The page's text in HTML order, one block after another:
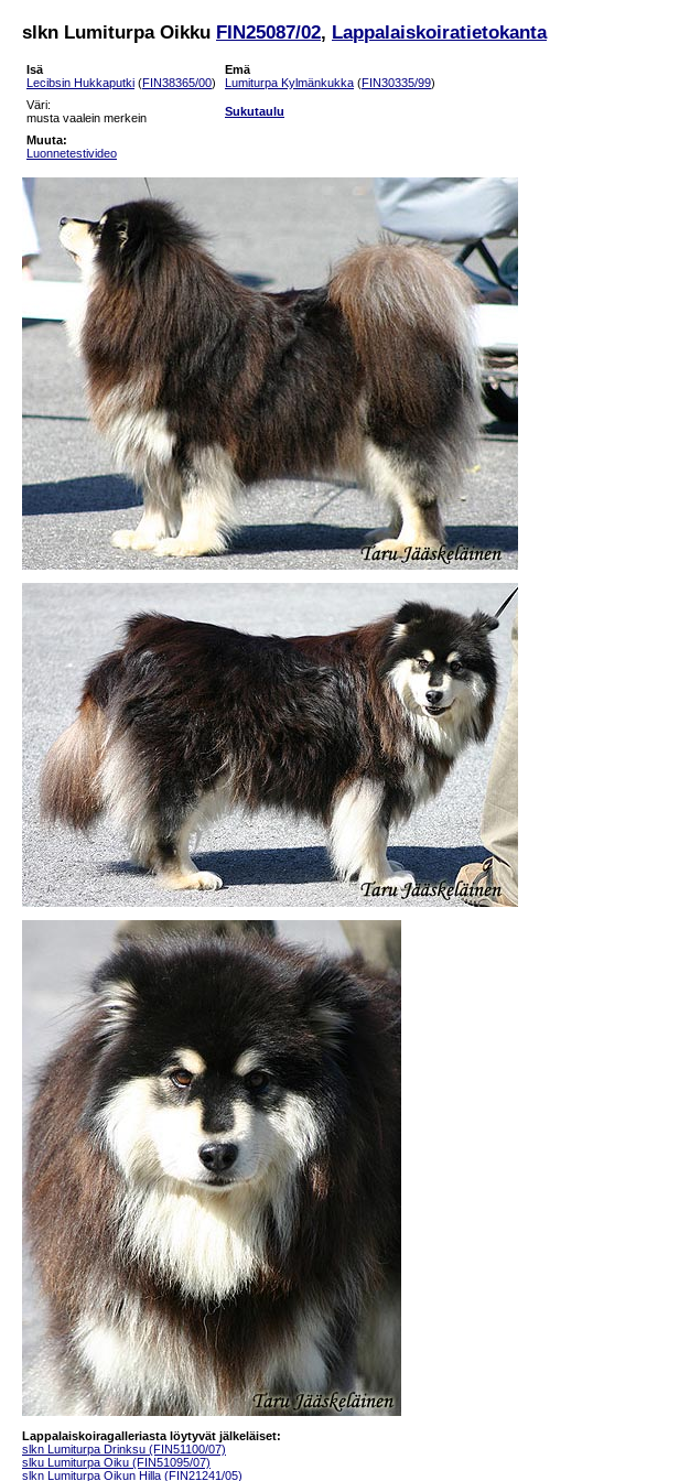
slkn Lumiturpa Oikku FIN25087/02, Lappalaiskoiratietokanta
Isä
Lecibsin Hukkaputki (FIN38365/00)
Emä
Lumiturpa Kylmänkukka (FIN30335/99)
Väri:
musta vaalein merkein
Sukutaulu
Muuta:
Luonnetestivideo
Lappalaiskoiragalleriasta löytyvät jälkeläiset:
slkn Lumiturpa Drinksu (FIN51100/07)
slku Lumiturpa Oiku (FIN51095/07)
slkn Lumiturpa Oikun Hilla (FIN21241/05)